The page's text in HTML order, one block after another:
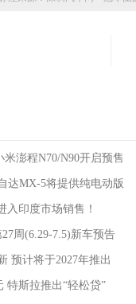
澎程N70/N90开启预售
达MX-5将提供纯电动版
入印度市场销售！
周(6.29-7.5)新车预告
预计将于2027年推出
特斯拉推出“轻松贷”